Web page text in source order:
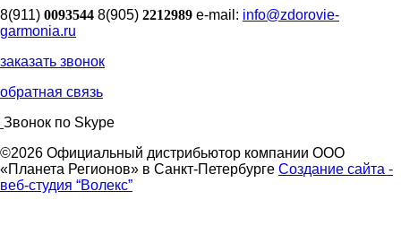
8(911) 0093544 8(905) 2212989 e-mail: info@zdorovie-
garmonia.ru
заказать звонок
обратная связь
Звонок по Skype
©2026 Официальный дистрибьютор компании ООО
«Планета Регионов» в Санкт-Петербурге Создание сайта -
веб-студия “Волекс”